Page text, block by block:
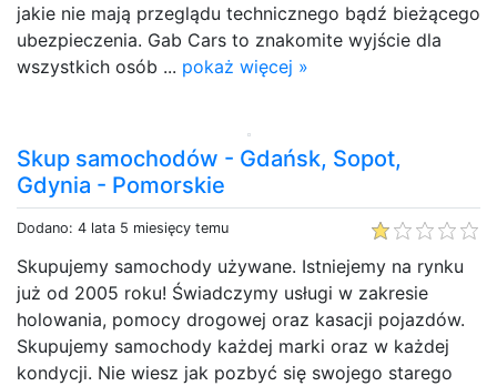
jakie nie mają przeglądu technicznego bądź bieżącego
ubezpieczenia. Gab Cars to znakomite wyjście dla
wszystkich osób ... pokaż więcej »
Skup samochodów - Gdańsk, Sopot,
Gdynia - Pomorskie
Dodano: 4 lata 5 miesięcy temu
Skupujemy samochody używane. Istniejemy na rynku
już od 2005 roku! Świadczymy usługi w zakresie
holowania, pomocy drogowej oraz kasacji pojazdów.
Skupujemy samochody każdej marki oraz w każdej
kondycji. Nie wiesz jak pozbyć się swojego starego